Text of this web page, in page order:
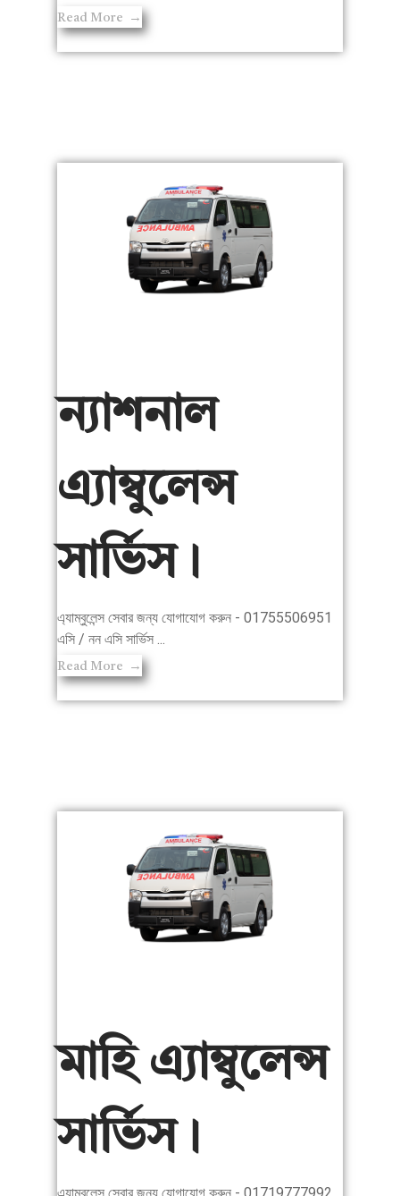
Read More
ন্যাশনাল
এ্যাম্বুলেন্স
সার্ভিস।
এ্যাম্বুলেন্স সেবার জন্য যোগাযোগ করুন - 01755506951
এসি / নন এসি সার্ভিস ...
Read More
মাহি এ্যাম্বুলেন্স
সার্ভিস।